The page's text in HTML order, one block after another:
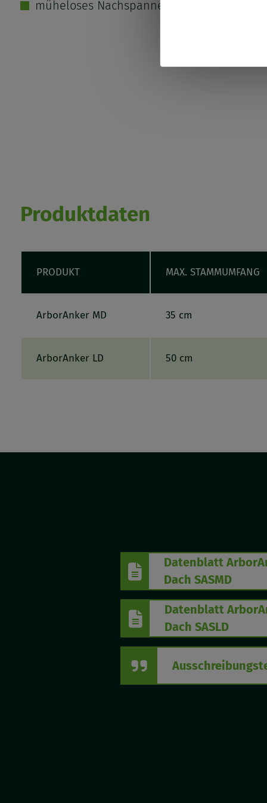
müheloses Nachspannen durch
Produktdaten
PRODUKT MAX. STAMMUMFANG
ArborAnker MD 35 cm
ArborAnker LD 50 cm
Datenblatt
Dach SASMD
Datenblatt
Dach SASLD
Daten